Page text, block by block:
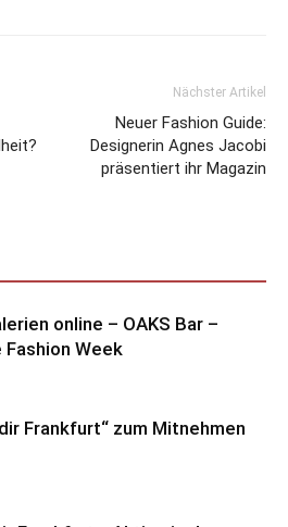
Nächster Artikel
Neuer Fashion Guide:
Designerin Agnes Jacobi
präsentiert ihr Magazin
online – OAKS Bar –
Fashion Week
Frankfurt“ zum Mitnehmen